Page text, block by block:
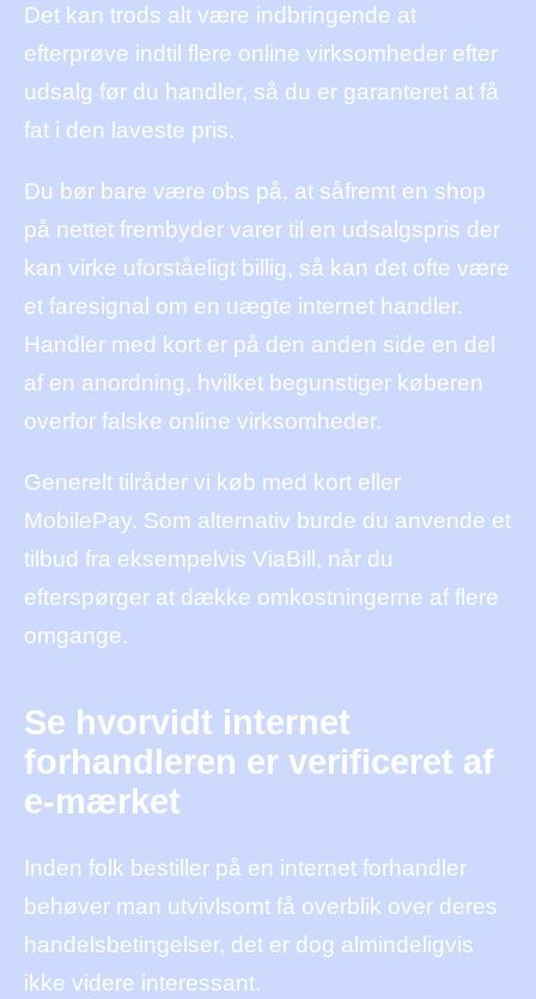
Det kan trods alt være indbringende at
efterprøve indtil flere online virksomheder efter
udsalg før du handler, så du er garanteret at få
fat i den laveste pris.
Du bør bare være obs på, at såfremt en shop
på nettet frembyder varer til en udsalgspris der
kan virke uforståeligt billig, så kan det ofte være
et faresignal om en uægte internet handler.
Handler med kort er på den anden side en del
af en anordning, hvilket begunstiger køberen
overfor falske online virksomheder.
Generelt tilråder vi køb med kort eller
MobilePay. Som alternativ burde du anvende et
tilbud fra eksempelvis ViaBill, når du
efterspørger at dække omkostningerne af flere
omgange.
Se hvorvidt internet
forhandleren er verificeret af
e-mærket
Inden folk bestiller på en internet forhandler
behøver man utvivlsomt få overblik over deres
handelsbetingelser, det er dog almindeligvis
ikke videre interessant.